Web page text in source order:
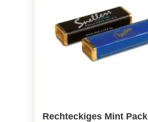
Rechteckiges Mint Pack